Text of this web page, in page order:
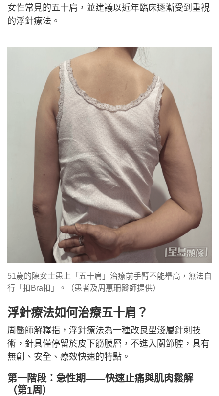
女性常見的五十肩，並建議以近年臨床逐漸受到重視
的浮針療法。
51歲的陳女士患上「五十肩」治療前手臂不能舉高，無法自
行「扣Bra扣」。（患者及周惠珊醫師提供）
浮針療法如何治療五十肩？
周醫師解釋指，浮針療法為一種改良型淺層針刺技
術，針具僅停留於皮下筋膜層，不進入關節腔，具有
無創、安全、療效快速的特點。
第一階段：急性期——快速止痛與肌肉鬆解
（第1周）